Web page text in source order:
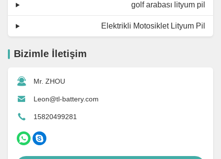
golf arabası lityum pil
Elektrikli Motosiklet Lityum Pil
Bizimle İletişim
Mr. ZHOU
Leon@tl-battery.com
15820499281